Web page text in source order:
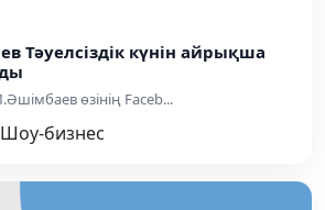
Тәуелсіздік күнін айрықша
өзінің Faceb...
Шоу-бизнес